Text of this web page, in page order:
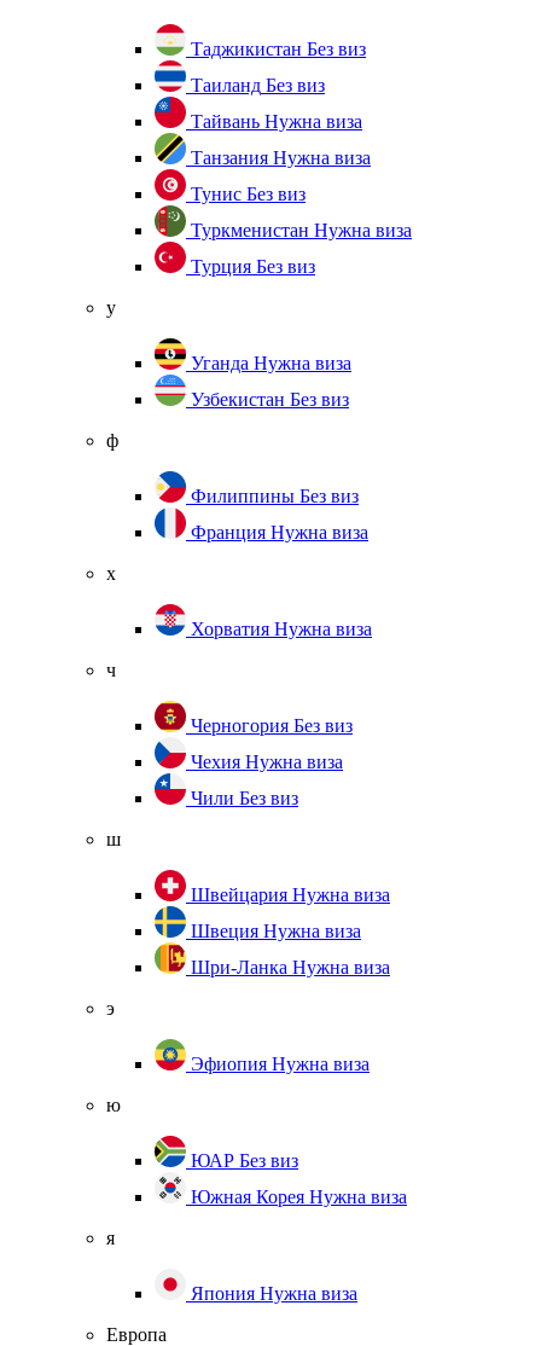
Таджикистан Без виз
Таиланд Без виз
Тайвань Нужна виза
Танзания Нужна виза
Тунис Без виз
Туркменистан Нужна виза
Турция Без виз
у
Уганда Нужна виза
Узбекистан Без виз
ф
Филиппины Без виз
Франция Нужна виза
х
Хорватия Нужна виза
ч
Черногория Без виз
Чехия Нужна виза
Чили Без виз
ш
Швейцария Нужна виза
Швеция Нужна виза
Шри-Ланка Нужна виза
э
Эфиопия Нужна виза
ю
ЮАР Без виз
Южная Корея Нужна виза
я
Япония Нужна виза
Европа